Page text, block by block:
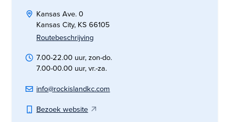
Kansas Ave. 0
Kansas City, KS 66105
Routebeschrijving
7.00-22.00 uur, zon-do.
7.00-00.00 uur, vr.-za.
info@rockislandkc.com
Bezoek website